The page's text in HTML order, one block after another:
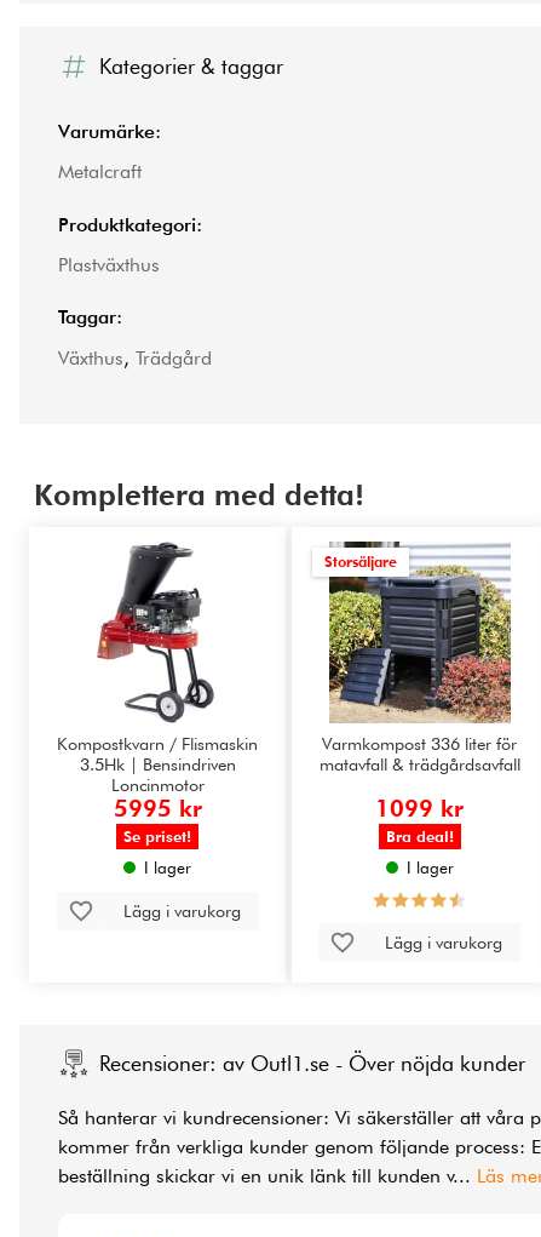
Kategorier & taggar
Varumärke:
Metalcraft
Produktkategori:
Plastväxthus
Taggar:
Växthus, Trädgård
Komplettera med detta!
Kompostkvarn / Flismaskin
3.5Hk | Bensindriven
Loncinmotor
5995 kr
Se priset!
I lager
Lägg i varukorg
Storsäljare
Varmkompost 336 liter för
matavfall & trädgårdsavfall
1099 kr
Bra deal!
I lager
Lägg i varukorg
Recensioner: av Outl1.se - Över nöjda kunder
Så hanterar vi kundrecensioner: Vi säkerställer att våra
kommer från verkliga kunder genom följande process:
beställning skickar vi en unik länk till kunden v... Läs